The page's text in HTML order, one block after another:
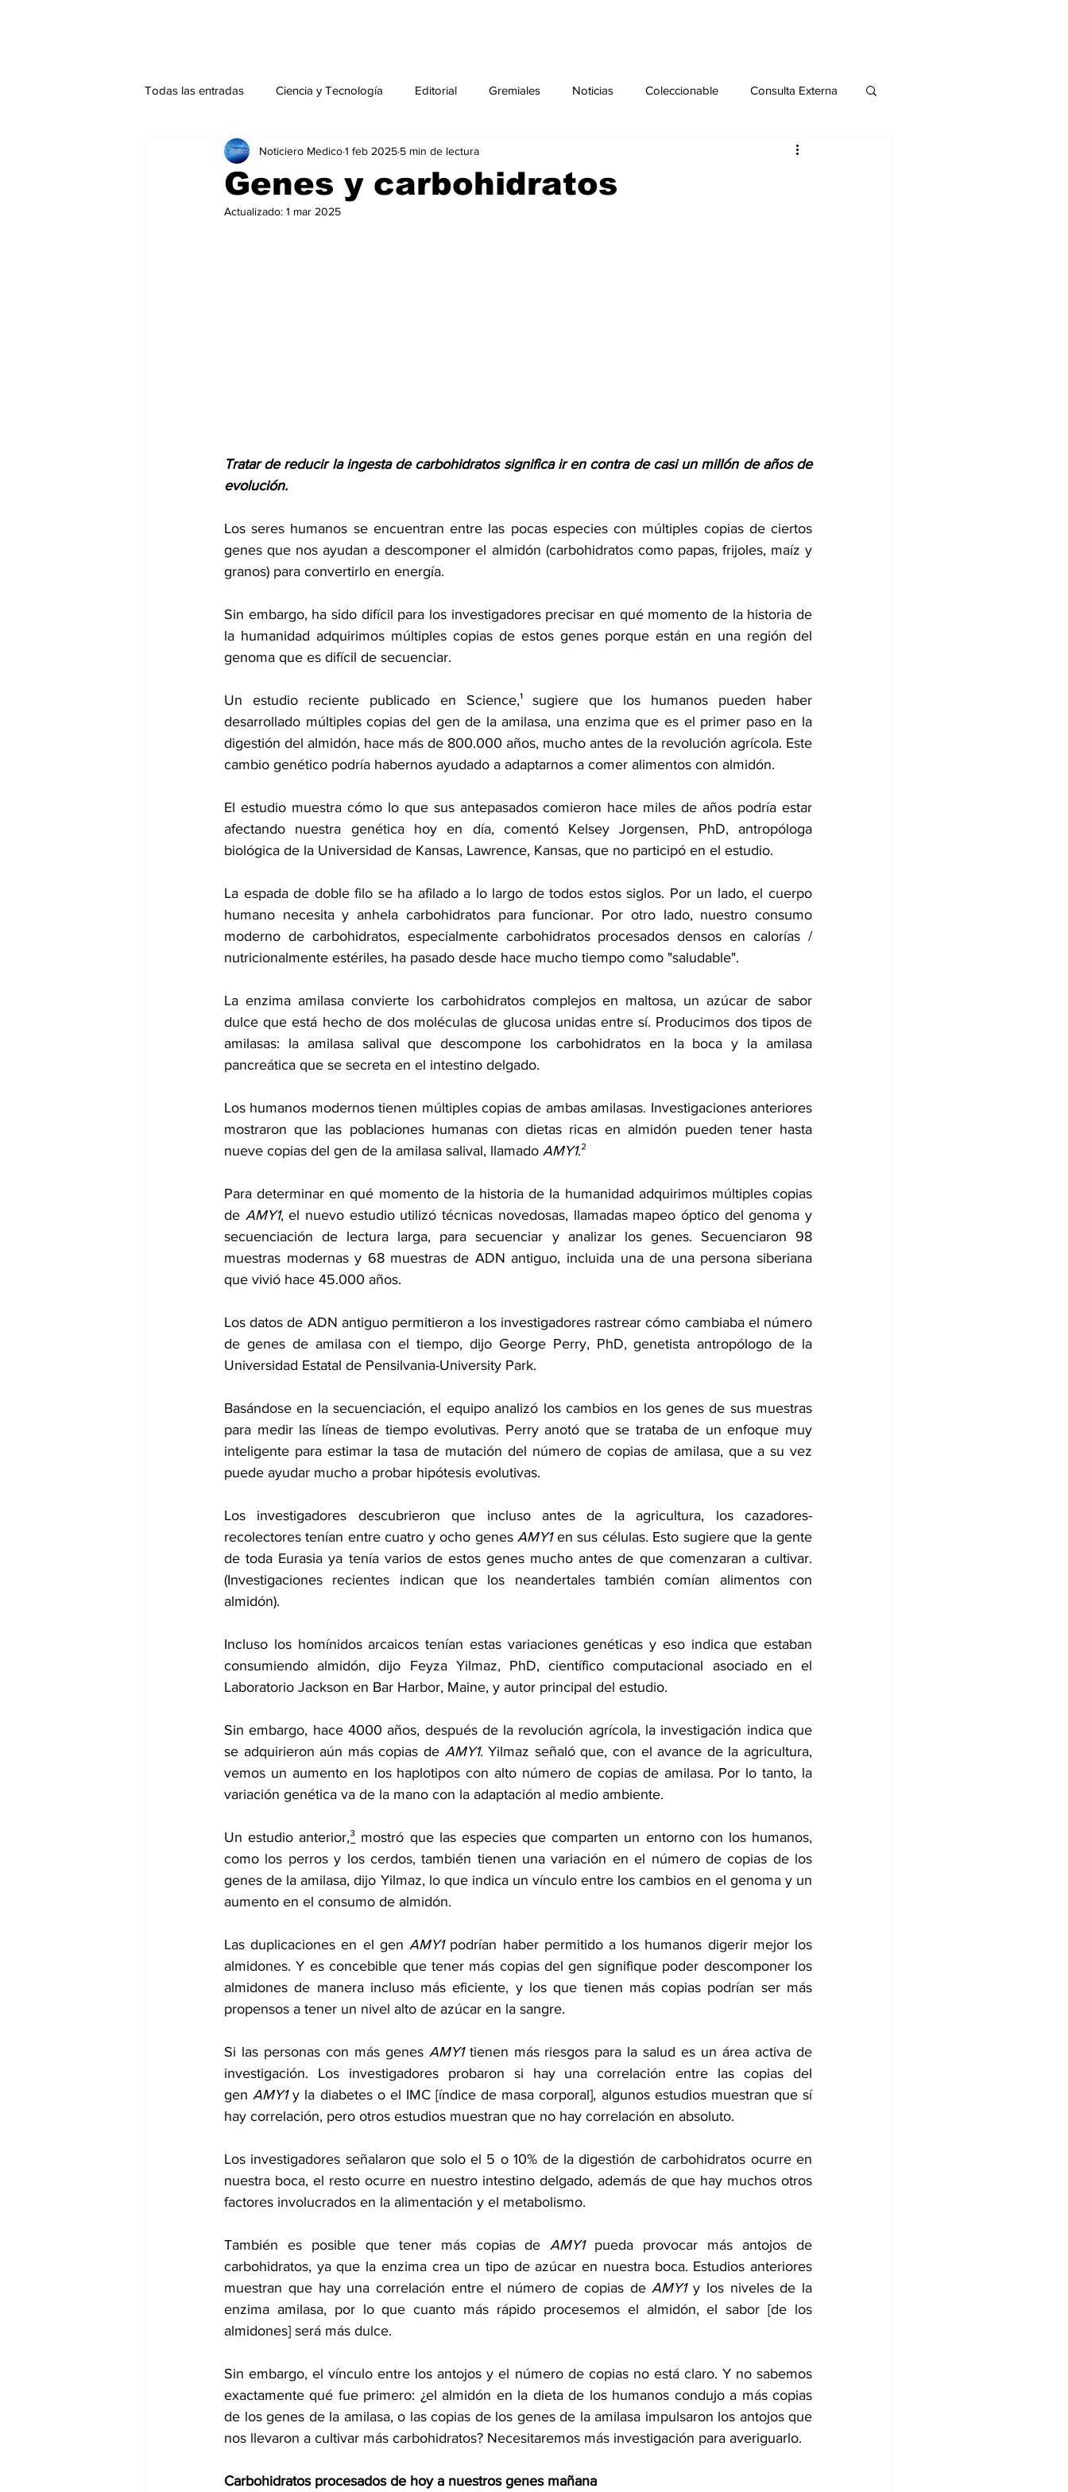
Todas las entradas Ciencia y Tecnología Editorial Gremiales Noticias Coleccionable Consulta Externa
Actualidad Salud Mental Agenda Sección especial Publicaciones
Endocrinología Actualidad especial
Genes y carbohidratos
Noticiero Medico1 feb 2025 5 min de lectura
Actualizado: 1 mar 2025
Tratar de reducir la ingesta de carbohidratos significa ir en contra de casi un millón de años de
evolución.
Los seres humanos se encuentran entre las pocas especies con múltiples copias de ciertos
genes que nos ayudan a descomponer el almidón (carbohidratos como papas, frijoles, maíz y
granos) para convertirlo en energía.
Sin embargo, ha sido difícil para los investigadores precisar en qué momento de la historia de
la humanidad adquirimos múltiples copias de estos genes porque están en una región del
genoma que es difícil de secuenciar.
Un estudio reciente publicado en Science,¹ sugiere que los humanos pueden haber
desarrollado múltiples copias del gen de la amilasa, una enzima que es el primer paso en la
digestión del almidón, hace más de 800.000 años, mucho antes de la revolución agrícola. Este
cambio genético podría habernos ayudado a adaptarnos a comer alimentos con almidón.
El estudio muestra cómo lo que sus antepasados comieron hace miles de años podría estar
afectando nuestra genética hoy en día, comentó Kelsey Jorgensen, PhD, antropóloga
biológica de la Universidad de Kansas, Lawrence, Kansas, que no participó en el estudio.
La espada de doble filo se ha afilado a lo largo de todos estos siglos. Por un lado, el cuerpo
humano necesita y anhela carbohidratos para funcionar. Por otro lado, nuestro consumo
moderno de carbohidratos, especialmente carbohidratos procesados densos en calorías /
nutricionalmente estériles, ha pasado desde hace mucho tiempo como "saludable".
La enzima amilasa convierte los carbohidratos complejos en maltosa, un azúcar de sabor
dulce que está hecho de dos moléculas de glucosa unidas entre sí. Producimos dos tipos de
amilasas: la amilasa salival que descompone los carbohidratos en la boca y la amilasa
pancreática que se secreta en el intestino delgado.
Los humanos modernos tienen múltiples copias de ambas amilasas. Investigaciones anteriores
mostraron que las poblaciones humanas con dietas ricas en almidón pueden tener hasta
nueve copias del gen de la amilasa salival, llamado AMY1.²
Para determinar en qué momento de la historia de la humanidad adquirimos múltiples copias
de AMY1, el nuevo estudio utilizó técnicas novedosas, llamadas mapeo óptico del genoma y
secuenciación de lectura larga, para secuenciar y analizar los genes. Secuenciaron 98
muestras modernas y 68 muestras de ADN antiguo, incluida una de una persona siberiana
que vivió hace 45.000 años.
Los datos de ADN antiguo permitieron a los investigadores rastrear cómo cambiaba el número
de genes de amilasa con el tiempo, dijo George Perry, PhD, genetista antropólogo de la
Universidad Estatal de Pensilvania-University Park.
Basándose en la secuenciación, el equipo analizó los cambios en los genes de sus muestras
para medir las líneas de tiempo evolutivas. Perry anotó que se trataba de un enfoque muy
inteligente para estimar la tasa de mutación del número de copias de amilasa, que a su vez
puede ayudar mucho a probar hipótesis evolutivas.
Los investigadores descubrieron que incluso antes de la agricultura, los cazadores-
recolectores tenían entre cuatro y ocho genes AMY1 en sus células. Esto sugiere que la gente
de toda Eurasia ya tenía varios de estos genes mucho antes de que comenzaran a cultivar.
(Investigaciones recientes indican que los neandertales también comían alimentos con
almidón).
Incluso los homínidos arcaicos tenían estas variaciones genéticas y eso indica que estaban
consumiendo almidón, dijo Feyza Yilmaz, PhD, científico computacional asociado en el
Laboratorio Jackson en Bar Harbor, Maine, y autor principal del estudio.
Sin embargo, hace 4000 años, después de la revolución agrícola, la investigación indica que
se adquirieron aún más copias de AMY1. Yilmaz señaló que, con el avance de la agricultura,
vemos un aumento en los haplotipos con alto número de copias de amilasa. Por lo tanto, la
variación genética va de la mano con la adaptación al medio ambiente.
Un estudio anterior,³ mostró que las especies que comparten un entorno con los humanos,
como los perros y los cerdos, también tienen una variación en el número de copias de los
genes de la amilasa, dijo Yilmaz, lo que indica un vínculo entre los cambios en el genoma y un
aumento en el consumo de almidón.
Las duplicaciones en el gen AMY1 podrían haber permitido a los humanos digerir mejor los
almidones. Y es concebible que tener más copias del gen signifique poder descomponer los
almidones de manera incluso más eficiente, y los que tienen más copias podrían ser más
propensos a tener un nivel alto de azúcar en la sangre.
Si las personas con más genes AMY1 tienen más riesgos para la salud es un área activa de
investigación. Los investigadores probaron si hay una correlación entre las copias del
gen AMY1 y la diabetes o el IMC [índice de masa corporal], algunos estudios muestran que sí
hay correlación, pero otros estudios muestran que no hay correlación en absoluto.
Los investigadores señalaron que solo el 5 o 10% de la digestión de carbohidratos ocurre en
nuestra boca, el resto ocurre en nuestro intestino delgado, además de que hay muchos otros
factores involucrados en la alimentación y el metabolismo.
También es posible que tener más copias de AMY1 pueda provocar más antojos de
carbohidratos, ya que la enzima crea un tipo de azúcar en nuestra boca. Estudios anteriores
muestran que hay una correlación entre el número de copias de AMY1 y los niveles de la
enzima amilasa, por lo que cuanto más rápido procesemos el almidón, el sabor [de los
almidones] será más dulce.
Sin embargo, el vínculo entre los antojos y el número de copias no está claro. Y no sabemos
exactamente qué fue primero: ¿el almidón en la dieta de los humanos condujo a más copias
de los genes de la amilasa, o las copias de los genes de la amilasa impulsaron los antojos que
nos llevaron a cultivar más carbohidratos? Necesitaremos más investigación para averiguarlo.
Carbohidratos procesados de hoy a nuestros genes mañana